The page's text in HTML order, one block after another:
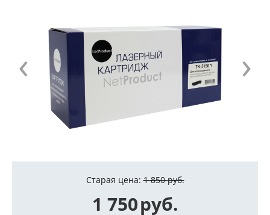
Старая цена: 1 850 руб.
1 750руб.